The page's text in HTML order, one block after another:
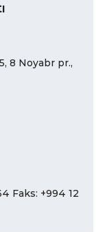
8 Noyabr pr.,
Faks: +994 12